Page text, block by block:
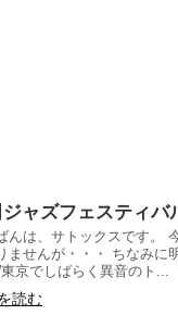
ジャズフェスティバ
んは、サトックスです。
ませんが・・・ ちなみに
京でしばらく異音のト...
読む